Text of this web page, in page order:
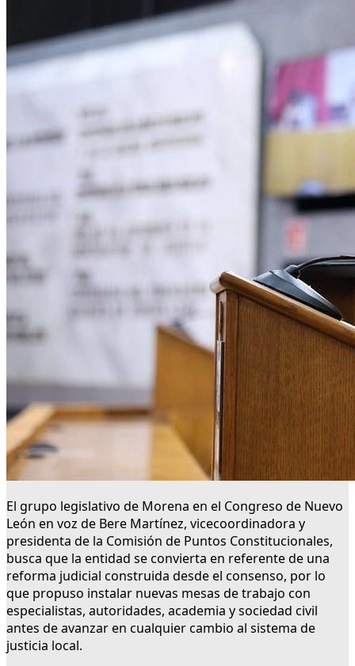
El grupo legislativo de Morena en el Congreso de Nuevo
León en voz de Bere Martínez, vicecoordinadora y
presidenta de la Comisión de Puntos Constitucionales,
busca que la entidad se convierta en referente de una
reforma judicial construida desde el consenso, por lo
que propuso instalar nuevas mesas de trabajo con
especialistas, autoridades, academia y sociedad civil
antes de avanzar en cualquier cambio al sistema de
justicia local.